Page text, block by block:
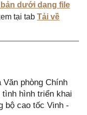
dưới dạng file
tại tab Tải về
Văn phòng Chính
hình triển khai
bộ cao tốc Vinh -